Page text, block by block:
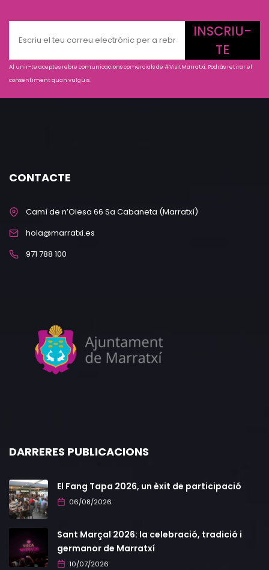
INSCRIU-
TE
Al unir-te aceptes rebre comunicacions comercials de #VisitMarratxí. Podràs retirar el
consentiment quan vulguis.
CONTACTE
Camí de n’Olesa 66 Sa Cabaneta (Marratxí)
hola@marratxi.es
971 788 100
DARRERES PUBLICACIONS
El Fang Tapa 2026, un èxit de participació
06/08/2026
Sant Marçal 2026: la celebració, tradició i
germanor de Marratxí
10/07/2026